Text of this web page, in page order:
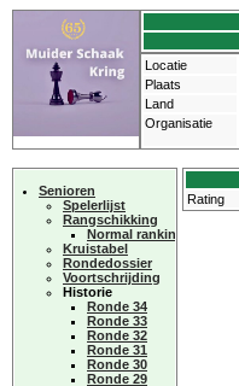
Locatie
Plaats
Land
Organisatie
Senioren
Spelerlijst
Rangschikking
Normal ranking
Kruistabel
Rondedossier
Voortschrijding
Historie
Ronde 34
Ronde 33
Ronde 32
Ronde 31
Ronde 30
Ronde 29
Rating